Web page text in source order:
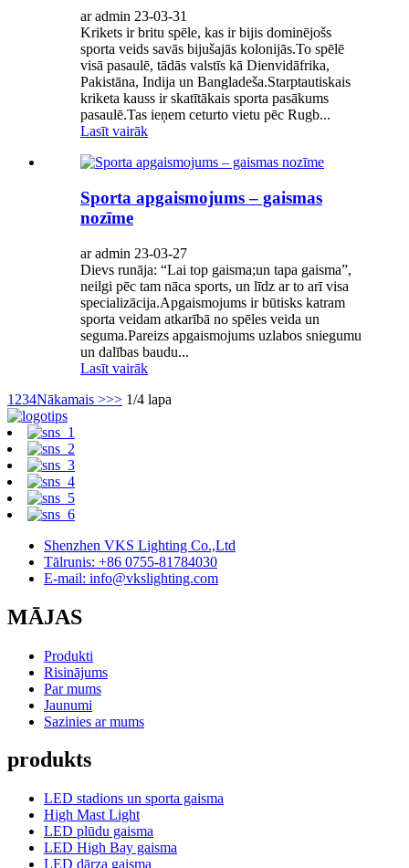
ar admin 23-03-31
Krikets ir britu spēle, kas ir bijis dominējošs
sporta veids savās bijušajās kolonijās.To spēlē
visā pasaulē, tādās valstīs kā Dienvidāfrika,
Pakistāna, Indija un Bangladeša.Starptautiskais
kriketa kauss ir skatītākais sporta pasākums
pasaulē.Tas ieņem ceturto vietu pēc Rugb...
Lasīt vairāk
Sporta apgaismojums – gaismas
nozīme
ar admin 23-03-27
Dievs runāja: “Lai top gaisma;un tapa gaisma”,
neilgi pēc tam nāca sports, un līdz ar to arī visa
specializācija.Apgaismojums ir būtisks katram
sporta veidam atkarībā no spēles veida un
seguma.Pareizs apgaismojums uzlabos sniegumu
un dalības baudu...
Lasīt vairāk
1 234Nākamais >>> 1/4 lapa
Shenzhen VKS Lighting Co.,Ltd
Tālrunis: +86 0755-81784030
E-mail: info@vkslighting.com
MĀJAS
Produkti
Risinājums
Par mums
Jaunumi
Sazinies ar mums
produkts
LED stadions un sporta gaisma
High Mast Light
LED plūdu gaisma
LED High Bay gaisma
LED dārza gaisma